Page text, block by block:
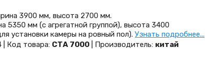
3900 мм, высота 2700 мм.
5350 мм (с агрегатной группой), высота 3400
установки камеры на ровный пол).Узнать подробнее...
| Код товара: CTА 7000 | Производитель: китай